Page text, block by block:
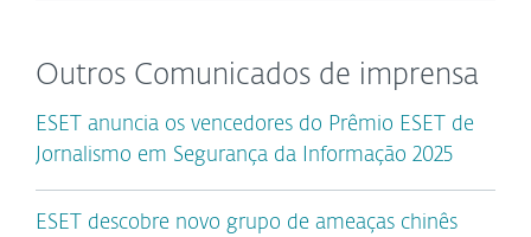
Outros Comunicados de imprensa
ESET anuncia os vencedores do Prêmio ESET de
Jornalismo em Segurança da Informação 2025
ESET descobre novo grupo de ameaças chinês